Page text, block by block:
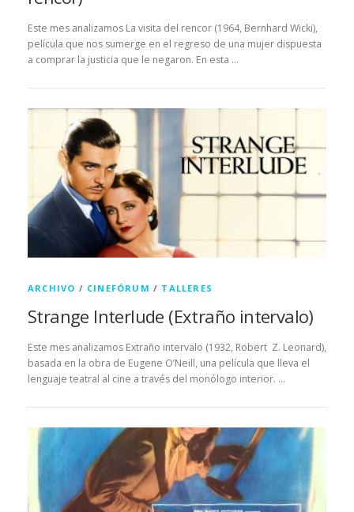
Este mes analizamos La visita del rencor (1964, Bernhard Wicki),
película que nos sumerge en el regreso de una mujer dispuesta
a comprar la justicia que le negaron. En esta …
ARCHIVO / CINEFÓRUM / TALLERES
Strange Interlude (Extraño intervalo)
Este mes analizamos Extraño intervalo (1932, Robert Z. Leonard),
basada en la obra de Eugene O’Neill, una película que lleva el
lenguaje teatral al cine a través del monólogo interior. …